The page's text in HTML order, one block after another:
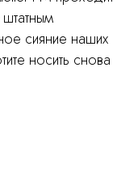
сияние наших
носить снова